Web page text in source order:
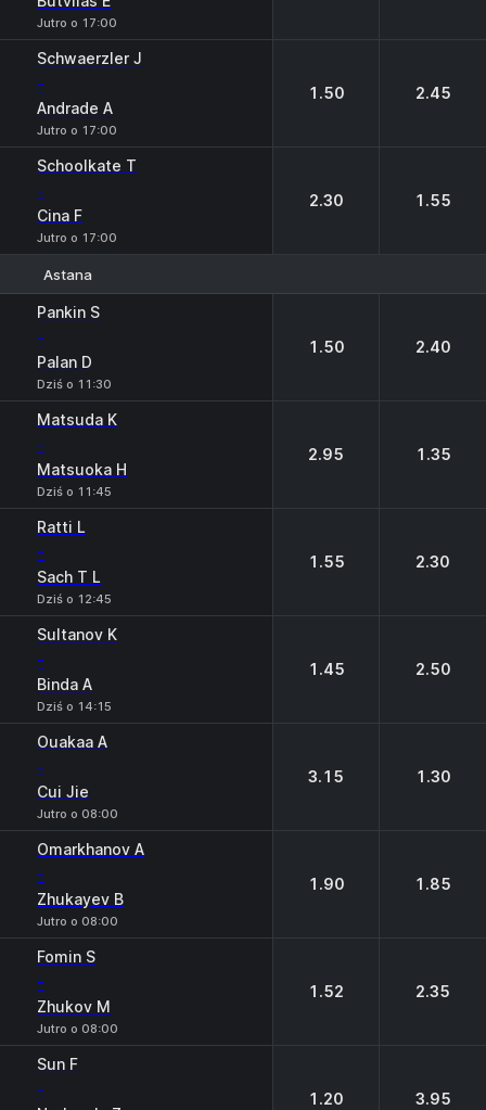
Jutro o 17:00
Schwaerzler J
-
Andrade A
Jutro o 17:00
1.50 2.45
Schoolkate T
-
Cina F
Jutro o 17:00
2.30 1.55
Astana
Pankin S
-
Palan D
Dziś o 11:30
1.50 2.40
Matsuda K
-
Matsuoka H
Dziś o 11:45
2.95 1.35
Ratti L
-
Sach T L
Dziś o 12:45
1.55 2.30
Sultanov K
-
Binda A
Dziś o 14:15
1.45 2.50
Ouakaa A
-
Cui Jie
Jutro o 08:00
3.15 1.30
Omarkhanov A
-
Zhukayev B
Jutro o 08:00
1.90 1.85
Fomin S
-
Zhukov M
Jutro o 08:00
1.52 2.35
Sun F
- 1.20 3.95